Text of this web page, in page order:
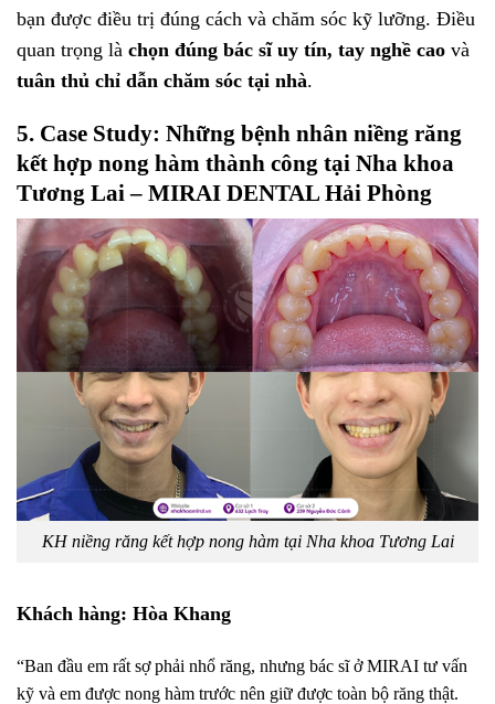
bạn được điều trị đúng cách và chăm sóc kỹ lưỡng. Điều
quan trọng là chọn đúng bác sĩ uy tín, tay nghề cao và
tuân thủ chỉ dẫn chăm sóc tại nhà.
5. Case Study: Những bệnh nhân niềng răng
kết hợp nong hàm thành công tại Nha khoa
Tương Lai – MIRAI DENTAL Hải Phòng
KH niềng răng kết hợp nong hàm tại Nha khoa Tương Lai
Khách hàng: Hòa Khang
“Ban đầu em rất sợ phải nhổ răng, nhưng bác sĩ ở MIRAI tư vấn
kỹ và em được nong hàm trước nên giữ được toàn bộ răng thật.